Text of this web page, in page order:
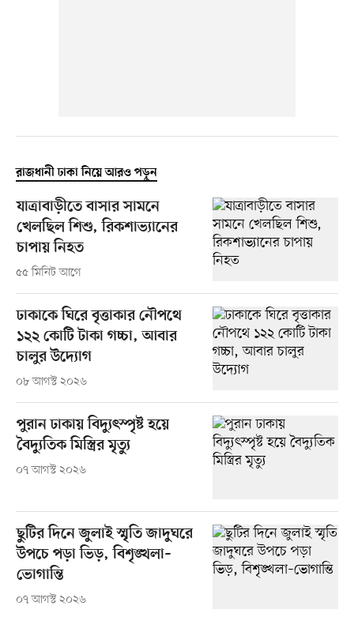
রাজধানী ঢাকা নিয়ে আরও পড়ুন
যাত্রাবাড়ীতে বাসার সামনে
খেলছিল শিশু, রিকশাভ্যানের
চাপায় নিহত
৫৫ মিনিট আগে
ঢাকাকে ঘিরে বৃত্তাকার নৌপথে
১২২ কোটি টাকা গচ্চা, আবার
চালুর উদ্যোগ
০৮ আগস্ট ২০২৬
পুরান ঢাকায় বিদ্যুৎস্পৃষ্ট হয়ে
বৈদ্যুতিক মিস্ত্রির মৃত্যু
০৭ আগস্ট ২০২৬
ছুটির দিনে জুলাই স্মৃতি জাদুঘরে
উপচে পড়া ভিড়, বিশৃঙ্খলা–
ভোগান্তি
০৭ আগস্ট ২০২৬